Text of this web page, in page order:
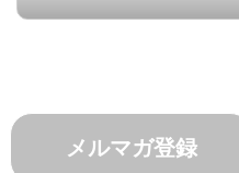
メルマガ登録